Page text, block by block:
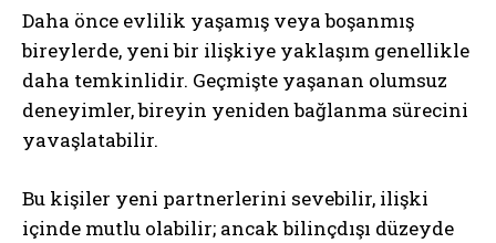
Daha önce evlilik yaşamış veya boşanmış
bireylerde, yeni bir ilişkiye yaklaşım genellikle
daha temkinlidir. Geçmişte yaşanan olumsuz
deneyimler, bireyin yeniden bağlanma sürecini
yavaşlatabilir.
Bu kişiler yeni partnerlerini sevebilir, ilişki
içinde mutlu olabilir; ancak bilinçdışı düzeyde